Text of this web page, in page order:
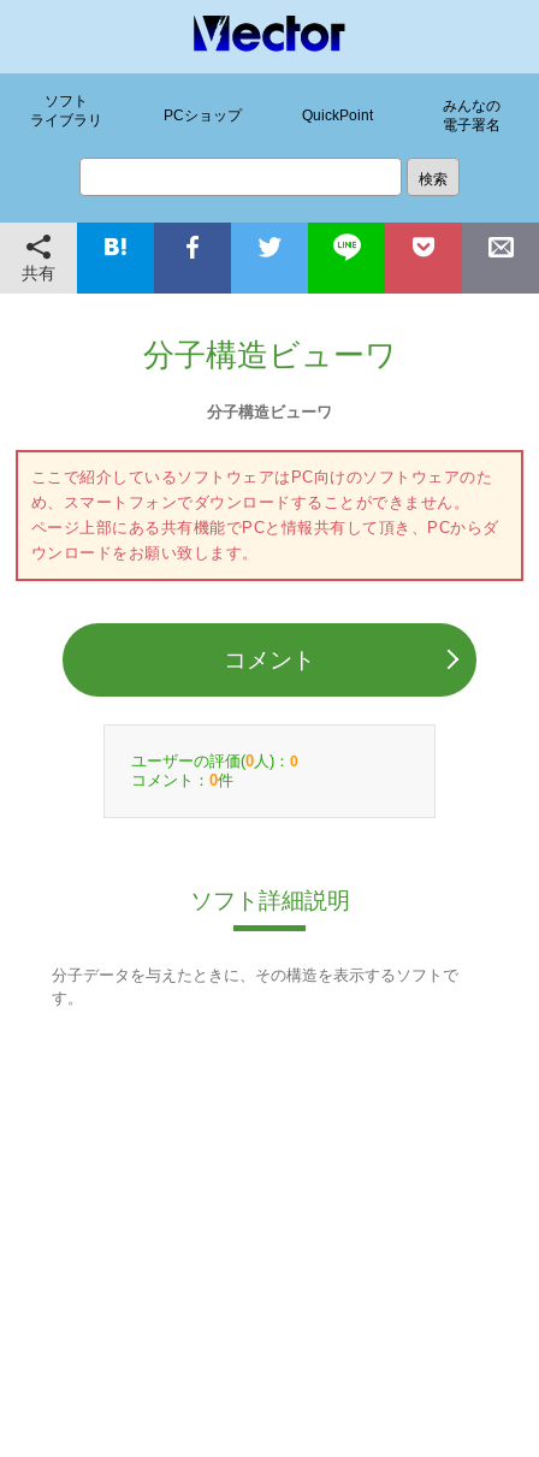
ソフト
ライブラリ
PCショップ QuickPoint
みんなの
電子署名
共有
分子構造ビューワ
分子構造ビューワ
ここで紹介しているソフトウェアはPC向けのソフトウェアのた
め、スマートフォンでダウンロードすることができません。
ページ上部にある共有機能でPCと情報共有して頂き、PCからダ
ウンロードをお願い致します。
コメント
ユーザーの評価(0 人)： 0
コメント： 0件
ソフト詳細説明
分子データを与えたときに、その構造を表示するソフトで
す。